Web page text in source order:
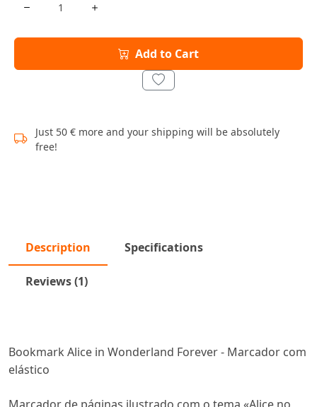
Add to Cart
Just 50 € more and your shipping will be absolutely
free!
Description Specifications
Reviews (1)
Bookmark Alice in Wonderland Forever - Marcador com
elástico